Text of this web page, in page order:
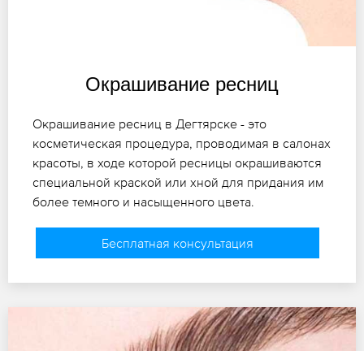
Окрашивание ресниц
Окрашивание ресниц в Дегтярске - это
косметическая процедура, проводимая в салонах
красоты, в ходе которой ресницы окрашиваются
специальной краской или хной для придания им
более темного и насыщенного цвета.
Бесплатная консультация